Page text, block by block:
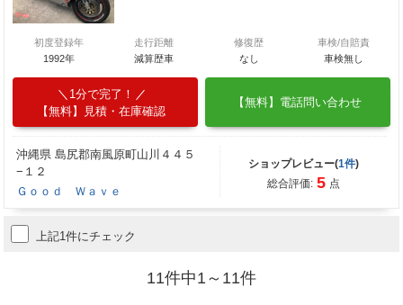
初度登録年
1992年
走行距離
減算歴車
修復歴
なし
車検/自賠責
車検無し
1分で完了！
【無料】見積・在庫確認
【無料】電話問い合わせ
沖縄県 島尻郡南風原町山川４４５
−１２
Ｇｏｏｄ Ｗａｖｅ
ショップレビュー(1件)
総合評価: 5 点
上記1件にチェック
11件中1～11件